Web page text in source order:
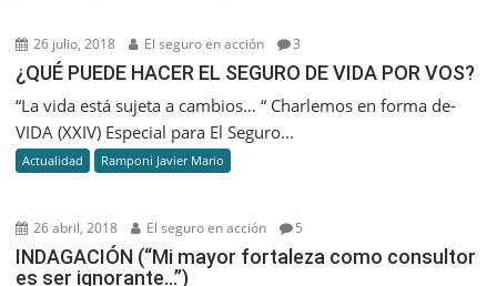
26 julio, 2018 El seguro en acción 3
¿QUÉ PUEDE HACER EL SEGURO DE VIDA POR VOS?
“La vida está sujeta a cambios… “ Charlemos en forma de-
VIDA (XXIV) Especial para El Seguro...
Actualidad Ramponi Javier Mario
26 abril, 2018 El seguro en acción 5
INDAGACIÓN (“Mi mayor fortaleza como consultor
es ser ignorante…”)